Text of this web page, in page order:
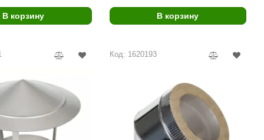
Kvimol
ИзиСтим
Огненный камень
В корзину В корзину
Код: 1620193